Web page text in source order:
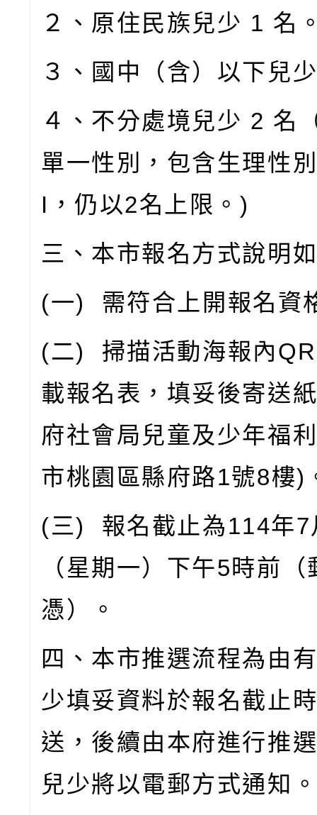
２、原住民族兒少 1 名
３、國中（含）以下兒
４、不分處境兒少 2 名
單一性別，包含生理性
I ，仍以2名上限。)
三、本市報名方式說明
(一) 需符合上開報名資
(二) 掃描活動海報內
載報名表，填妥後寄送
府社會局兒童及少年福
市桃園區縣府路1號8樓)
(三) 報名截止為114年7
（星期一）下午5時前（
憑）。
四、本市推選流程為由
少填妥資料於報名截止
送，後續由本府進行推
兒少將以電郵方式通知